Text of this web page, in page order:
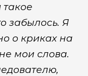
забылось. Я
о криках на
мои слова.